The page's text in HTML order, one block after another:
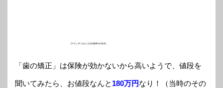
「歯の矯正」は保険が効かないから高いようで、値段を
聞いてみたら、お値段なんと 180万円なり！（当時のその